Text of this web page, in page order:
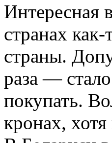
Интересная
странах
страны.
раза —
покупать.
кронах, хотя